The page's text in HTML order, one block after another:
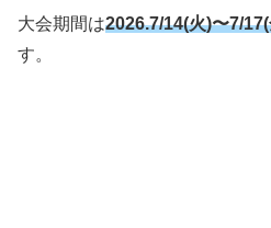
大会期間は2026.7/14(火)〜7/
す。